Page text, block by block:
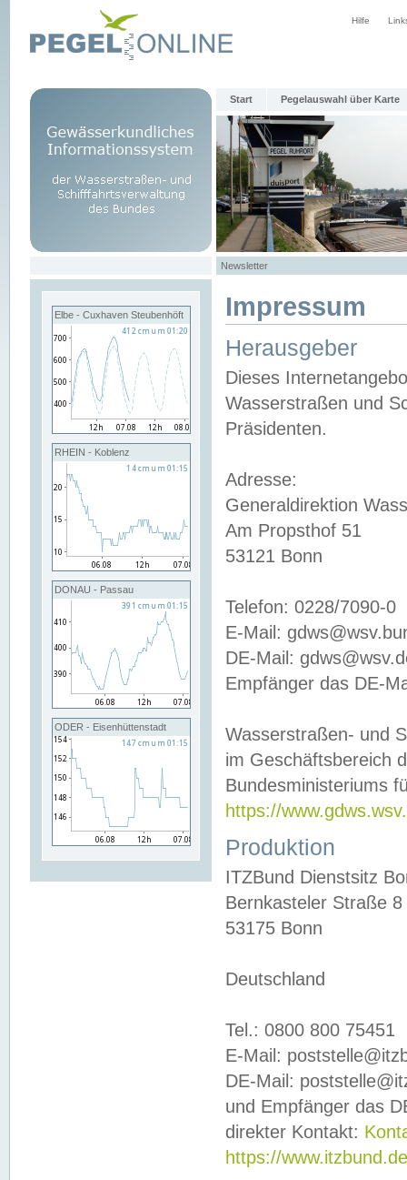
Hilfe
Start Pegelauswahl über Karte
Newsletter
Elbe - Cuxhaven Steubenhöft
RHEIN - Koblenz
DONAU - Passau
ODER - Eisenhüttenstadt
Impressum
Herausgeber
Dieses
Wasserstraßen und
Präsidenten.
Adresse:
Generaldirektion
Am Propsthof 51
53121 Bonn
Telefon: 0228/7090-0
E-Mail:
DE-Mail:
Empfänger das DE-
Wasserstraßen- und
im Geschäftsbereich
Bundesministeriums
https://
Produktion
ITZBund Dienstsitz
Bernkasteler Straße 8
53175 Bonn
Deutschland
Tel.: 0800 800 75451
E-Mail:
DE-Mail:
und Empfänger das
direkter Kontakt:
https://